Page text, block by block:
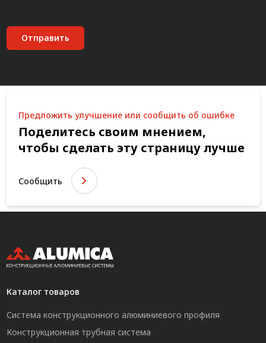
Отправить
Предложить улучшение или сообщить об ошибке
Поделитесь своим мнением,
чтобы сделать эту страницу лучше
Сообщить
Каталог товаров
Система конструкционного алюминиевого профиля
Конструкционная трубная система